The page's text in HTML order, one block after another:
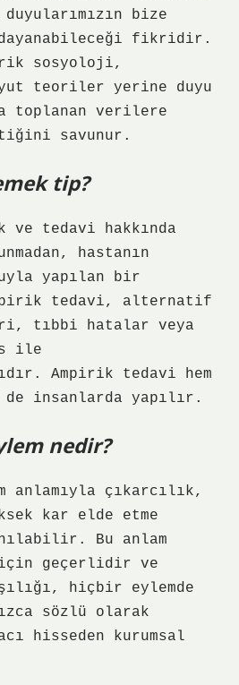
bize
fikridir.
sosyoloji,
teoriler yerine duyu
toplanan verilere
savunur.
tip?
ve tedavi hakkında
hastanın
yapılan bir
tedavi, alternatif
tıbbi hatalar veya
ile
Ampirik tedavi hem
de insanlarda yapılır.
nedir?
anlamıyla çıkarcılık,
kar elde etme
Bu anlam
geçerlidir ve
hiçbir eylemde
sözlü olarak
hisseden kurumsal